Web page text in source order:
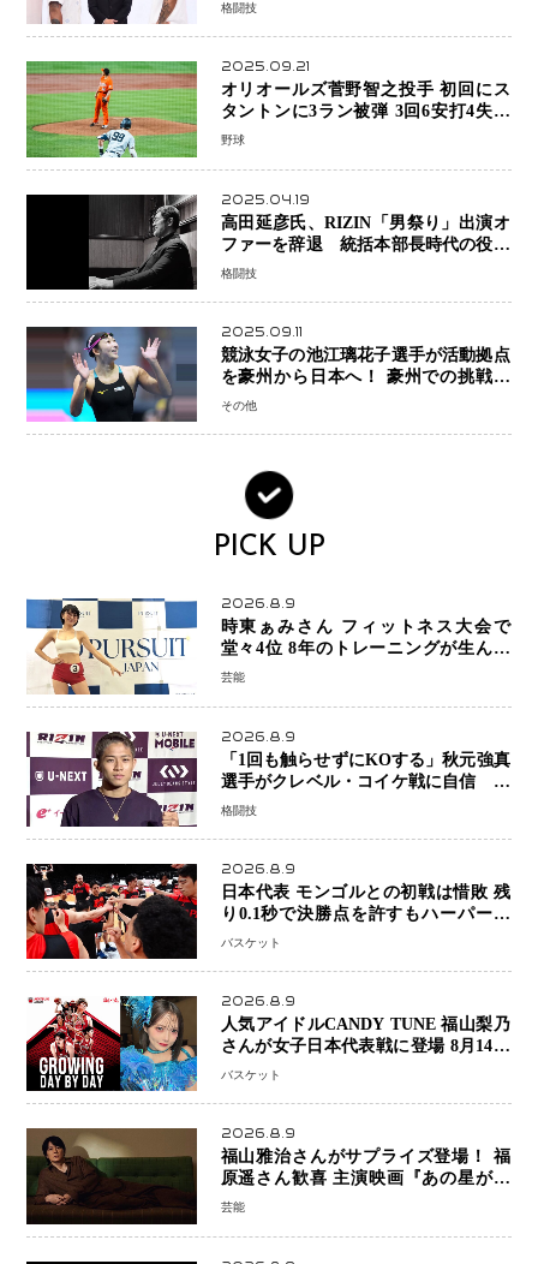
格闘技
2025.09.21
オリオールズ菅野智之投手 初回にス
タントンに3ラン被弾 3回6安打4失点
で降板
野球
2025.04.19
高田延彦氏、RIZIN「男祭り」出演オ
ファーを辞退 統括本部長時代の役目
「すでに終えています」と明言
格闘技
2025.09.11
競泳女子の池江璃花子選手が活動拠点
を豪州から日本へ！ 豪州での挑戦を
糧に、28年ロサンゼルス五輪へ再始動
その他
PICK UP
2026.8.9
時東ぁみさん フィットネス大会で
堂々4位 8年のトレーニングが生んだ
健康美「4位になってホッとしていま
芸能
2026.8.9
「1回も触らせずにKOする」秋元強真
選手がクレベル・コイケ戦に自信 青
木真也と2カ月の寝技対策「引き込ま
格闘技
2026.8.9
日本代表 モンゴルとの初戦は惜敗 残
り0.1秒で決勝点を許すもハーパージ
ュニア15得点 カーク18得点と存在感
バスケット
2026.8.9
人気アイドルCANDY TUNE 福山梨乃
さんが女子日本代表戦に登場 8月14日
「三井不動産カップ」でスペシャルゲ
バスケット
2026.8.9
福山雅治さんがサプライズ登場！ 福
原遥さん歓喜 主演映画『あの星が降
る丘で、君とまた出会いたい。』舞台
芸能